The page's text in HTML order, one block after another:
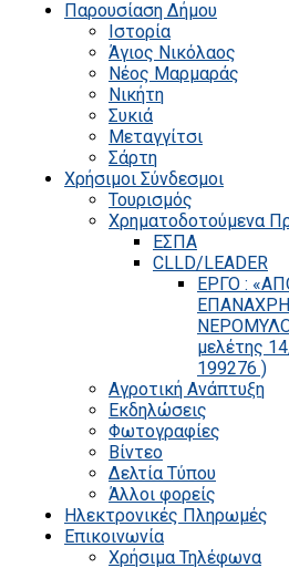
Παρουσίαση Δήμου
Ιστορία
Άγιος Νικόλαος
Νέος Μαρμαράς
Νικήτη
Συκιά
Μεταγγίτσι
Σάρτη
Χρήσιμοι Σύνδεσμοι
Τουρισμός
Χρηματοδοτούμενα
ΕΣΠΑ
CLLD/LEADER
ΕΡΓΟ :
μελέτης
199276 )
Αγροτική Ανάπτυξη
Εκδηλώσεις
Φωτογραφίες
Βίντεο
Δελτία Τύπου
Άλλοι φορείς
Ηλεκτρονικές Πληρωμές
Επικοινωνία
Χρήσιμα Τηλέφωνα